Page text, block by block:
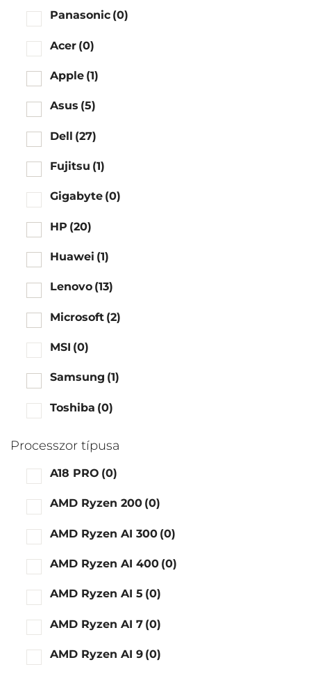
Panasonic (0)
Acer (0)
Apple (1)
Asus (5)
Dell (27)
Fujitsu (1)
Gigabyte (0)
HP (20)
Huawei (1)
Lenovo (13)
Microsoft (2)
MSI (0)
Samsung (1)
Toshiba (0)
Processzor típusa
A18 PRO (0)
AMD Ryzen 200 (0)
AMD Ryzen AI 300 (0)
AMD Ryzen AI 400 (0)
AMD Ryzen AI 5 (0)
AMD Ryzen AI 7 (0)
AMD Ryzen AI 9 (0)